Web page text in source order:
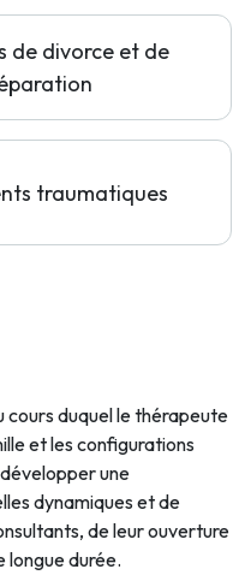
de divorce et de
traumatiques
cours duquel le thérapeute
et les configurations
une
dynamiques et de
de leur ouverture
longue durée.